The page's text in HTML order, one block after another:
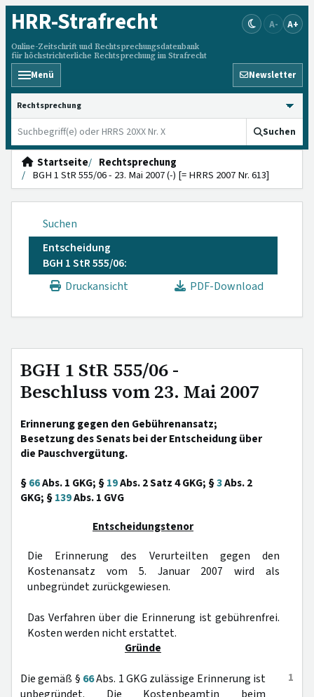
HRR-Strafrecht
Online-Zeitschrift und Rechtsprechungsdatenbank
für höchstrichterliche Rechtsprechung im Strafrecht
A- A+
Menü Newsletter
HRRS durchsuchen
Suchen
Startseite
Rechtsprechung
BGH 1 StR 555/06 - 23. Mai 2007 (-) [= HRRS 2007 Nr. 613]
Suchen
Entscheidung
BGH 1 StR 555/06:
Druckansicht
PDF-Download
BGH 1 StR 555/06 -
Beschluss vom 23. Mai 2007
Erinnerung gegen den Gebührenansatz;
Besetzung des Senats bei der Entscheidung über
die Pauschvergütung.
§66Abs. 1 GKG; §19Abs. 2 Satz 4 GKG; §3Abs. 2
GKG; §139Abs. 1 GVG
Entscheidungstenor
Die Erinnerung des Verurteilten gegen den
Kostenansatz vom 5. Januar 2007 wird als
unbegründet zurückgewiesen.
Das Verfahren über die Erinnerung ist gebührenfrei.
Kosten werden nicht erstattet.
Gründe
1
Die gemäß § 66Abs. 1 GKG zulässige Erinnerung ist